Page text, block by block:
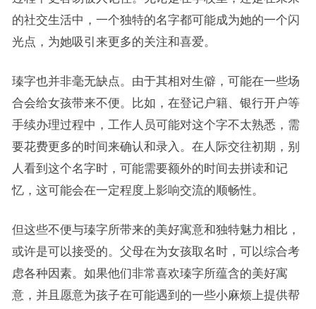
的社交生活中，一个独特的名字都可能成为她的一个闪
光点，为她吸引来更多的关注和喜爱。
瑧字也并非毫无缺点。由于其相对生僻，可能在一些场
合会给女孩带来不便。比如，在登记户籍、银行开户等
手续办理过程中，工作人员可能对这个字不太熟悉，需
要花费更多的时间来确认和录入。在人际交往初期，别
人看到这个名字时，可能需要额外的时间去拼读和记
忆，这可能会在一定程度上影响交流的顺畅性。
但这些不便与瑧字所带来的美好寓意和独特魅力相比，
或许是可以接受的。父母在为女孩取名时，可以综合考
虑各种因素。如果他们非常喜欢瑧字所蕴含的美好寓
意，并且愿意为孩子在可能遇到的一些小麻烦上提供帮